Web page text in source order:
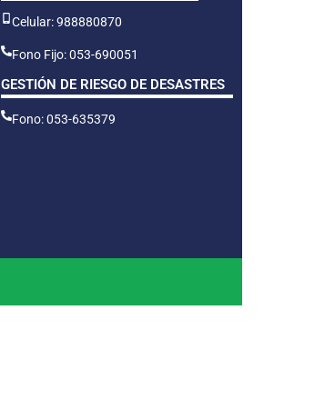
Celular: 988880870
Fono Fijo: 053-690051
GESTIÓN DE RIESGO DE DESASTRES
Fono: 053-635379